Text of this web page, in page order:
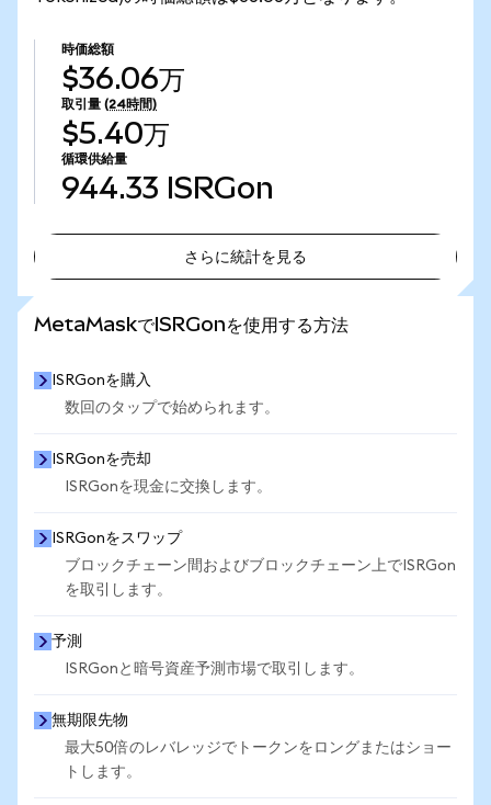
時価総額
$36.06万
取引量 (24時間)
$5.40万
循環供給量
944.33 ISRGon
さらに統計を見る
MetaMaskでISRGonを使用する方法
ISRGonを購入
数回のタップで始められます。
ISRGonを売却
ISRGonを現金に交換します。
ISRGonをスワップ
ブロックチェーン間およびブロックチェーン上でISRGon
を取引します。
予測
ISRGonと暗号資産予測市場で取引します。
無期限先物
最大50倍のレバレッジでトークンをロングまたはショー
トします。